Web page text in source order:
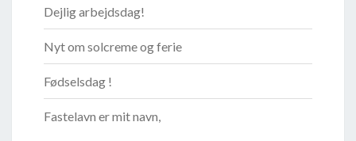
Dejlig arbejdsdag!
Nyt om solcreme og ferie
Fødselsdag !
Fastelavn er mit navn,